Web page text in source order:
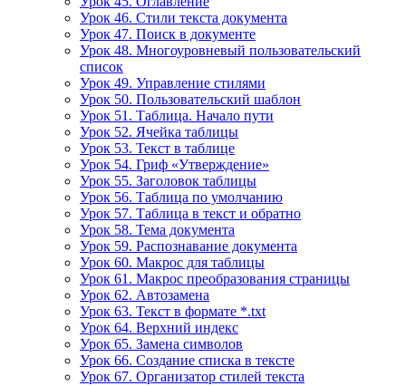
Урок 46. Стили текста документа
Урок 47. Поиск в документе
Урок 48. Многоуровневый пользовательский
список
Урок 49. Управление стилями
Урок 50. Пользовательский шаблон
Урок 51. Таблица. Начало пути
Урок 52. Ячейка таблицы
Урок 53. Текст в таблице
Урок 54. Гриф «Утверждение»
Урок 55. Заголовок таблицы
Урок 56. Таблица по умолчанию
Урок 57. Таблица в текст и обратно
Урок 58. Тема документа
Урок 59. Распознавание документа
Урок 60. Макрос для таблицы
Урок 61. Макрос преобразования страницы
Урок 62. Автозамена
Урок 63. Текст в формате *.txt
Урок 64. Верхний индекс
Урок 65. Замена символов
Урок 66. Создание списка в тексте
Урок 67. Организатор стилей текста